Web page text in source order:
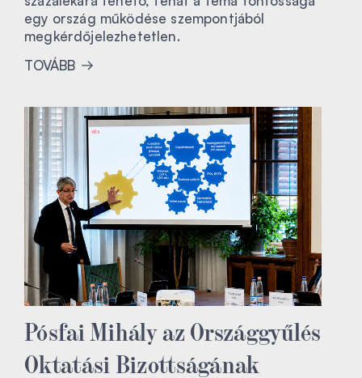
egy ország működése szempontjából
megkérdőjelezhetetlen.
TOVÁBB
Pósfai Mihály az Országgyűlés
Oktatási Bizottságának